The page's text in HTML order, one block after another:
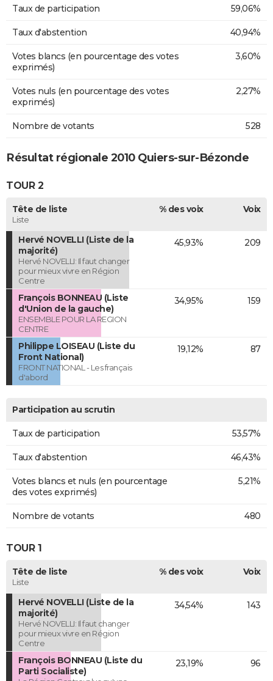
Taux de participation 59,06%
Taux d'abstention 40,94%
Votes blancs (en pourcentage des votes
exprimés)
3,60%
Votes nuls (en pourcentage des votes
exprimés)
2,27%
Nombre de votants 528
Résultat régionale 2010 Quiers-sur-Bézonde
TOUR 2
Tête de liste
Liste
% des voix Voix
Hervé NOVELLI (Liste de la
majorité)
Hervé NOVELLI: Il faut changer
pour mieux vivre en Région
Centre
45,93% 209
François BONNEAU (Liste
d'Union de la gauche)
ENSEMBLE POUR LA REGION
CENTRE
34,95% 159
Philippe LOISEAU (Liste du
Front National)
FRONT NATIONAL - Les français
d'abord
19,12% 87
Participation au scrutin
Taux de participation 53,57%
Taux d'abstention 46,43%
Votes blancs et nuls (en pourcentage
des votes exprimés)
5,21%
Nombre de votants 480
TOUR 1
Tête de liste
Liste
% des voix Voix
Hervé NOVELLI (Liste de la
majorité)
Hervé NOVELLI: Il faut changer
pour mieux vivre en Région
Centre
34,54% 143
François BONNEAU (Liste du
Parti Socialiste)
23,19% 96